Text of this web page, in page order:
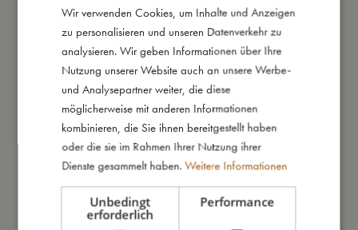
Dank des 4 cm dicken Polyesterschaumkerns ist es nicht nötig,
die Bettumrandung mit z. B. Schnüren am Gitterbett zu
befestigen. Darüber hinaus stellt die besonders dicke Qualität
sicher, dass Dein Baby nicht mit dem Kopf an die harten Gitter
Durch den Reißverschluss ist die Bettumrandung einfach zu
öffnen, sodass der Bezug nach Bedarf gewaschen werden
kann. Denke immer daran, den Bezug nach dem Waschen in
Form und direkt auf die Bettumrandung zu ziehen. Lasse den
Bezug auf der Bettumrandung trocknen, um zu verhindern,
dass der Bezug einläuft.
DANISH
ENGLISH
GERMAN
Wir verwenden Cookies, um Inhalte und Anzeigen
zu personalisieren und unseren Datenverkehr zu
analysieren. Wir geben Informationen über Ihre
Nutzung unserer Website auch an unsere Werbe-
und Analysepartner weiter, die diese
möglicherweise mit anderen Informationen
kombinieren, die Sie ihnen bereitgestellt haben
oder die sie im Rahmen Ihrer Nutzung ihrer
Dienste gesammelt haben. Weitere Informationen
Unbedingt
erforderlich
Performance